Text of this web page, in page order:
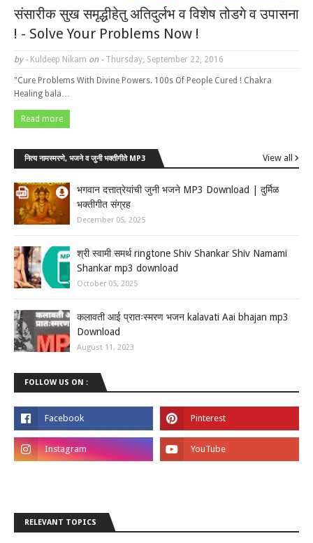
संसारीक सुख समृद्धीहेतु अतिदुर्लभ व विशेष तोडगे व उपासना
! - Solve Your Problems Now !
by - Kuldeep Nikam on - Thursday, September 22, 2016
"Cure Problems With Divine Powers. 100s Of People Cured ! Chakra
Healing bala…
Read more
नित्य नामस्मरणे, भजने व जुनी भक्तीगीते MP3 View all
भगवान दत्तात्रेयांची जुनी भजने MP3 Download | दुर्मिळ
भक्तीगीत संग्रह
December 05, 2025
श्री स्वामी समर्थ ringtone Shiv Shankar Shiv Namami
Shankar mp3 download
October 05, 2025
कलावती आई प्रातःस्मरण भजन kalavati Aai bhajan mp3
Download
August 11, 2023
FOLLOW US ON :
RELEVANT TOPICS